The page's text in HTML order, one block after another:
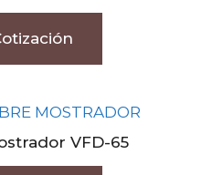
VFD-65